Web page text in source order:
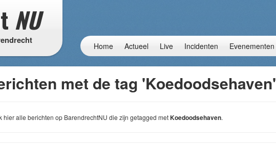
NU
Home Actueel Live Incidenten Evenementen
met de tag 'Koedoodsehaven'
hier alle berichten op BarendrechtNU die zijn getagged metKoedoodsehaven.